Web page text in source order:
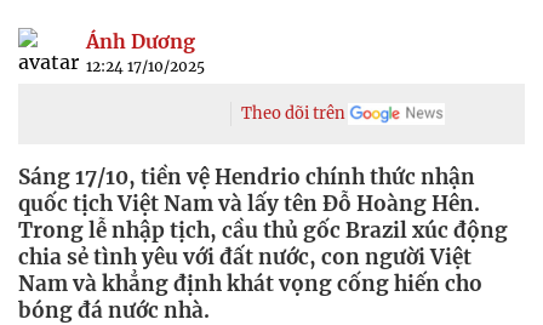
Ánh Dương
12:24 17/10/2025
Theo dõi trên
Sáng 17/10, tiền vệ Hendrio chính thức nhận
quốc tịch Việt Nam và lấy tên Đỗ Hoàng Hên.
Trong lễ nhập tịch, cầu thủ gốc Brazil xúc động
chia sẻ tình yêu với đất nước, con người Việt
Nam và khẳng định khát vọng cống hiến cho
bóng đá nước nhà.